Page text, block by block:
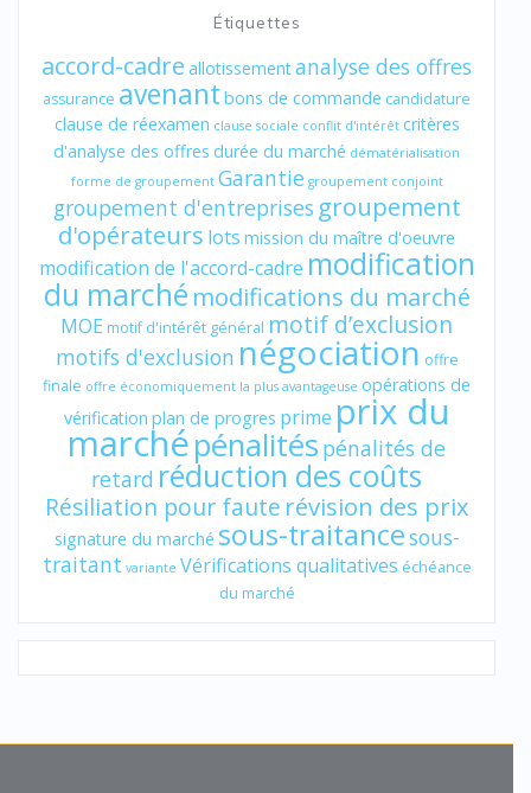
Étiquettes
accord-cadre allotissementanalyse des offres
assurance avenant bons de commande candidature
clause de réexamen clause sociale conflit d'intérêt critères
d'analyse des offres durée du marché dématérialisation
forme de groupement Garantie groupement conjoint
groupement d'entreprises groupement
d'opérateurs lots mission du maître d'oeuvre
modification de l'accord-cadre modification
du marché modifications du marché
MOE motif d'intérêt général motif d’exclusion
motifs d'exclusion négociation offre
finale offre économiquement la plus avantageuse opérations de
vérification plan de progres prime prix du
marchépénalités pénalités de
retard réduction des coûts
Résiliation pour faute révision des prix
signature du marché sous-traitancesous-
traitant variante Vérifications qualitatives échéance
du marché